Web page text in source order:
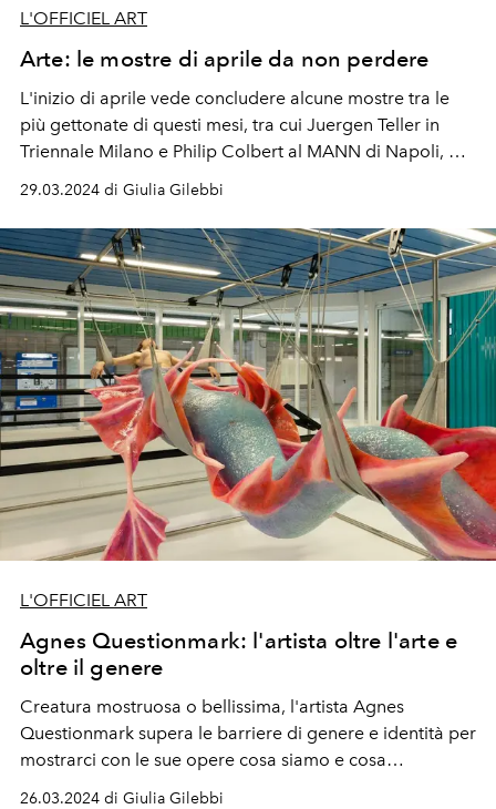
L'OFFICIEL ART
Arte: le mostre di aprile da non perdere
L'inizio di aprile vede concludere alcune mostre tra le
più gettonate di questi mesi, tra cui Juergen Teller in
Triennale Milano e Philip Colbert al MANN di Napoli, ma
anche l'inaugurazione di nuove come quella di Pino
29.03.2024 di Giulia Gilebbi
L'OFFICIEL ART
Agnes Questionmark: l'artista oltre l'arte e
oltre il genere
Creatura mostruosa o bellissima, l'artista Agnes
Questionmark supera le barriere di genere e identità per
mostrarci con le sue opere cosa siamo e cosa
potremmo diventare.
26.03.2024 di Giulia Gilebbi